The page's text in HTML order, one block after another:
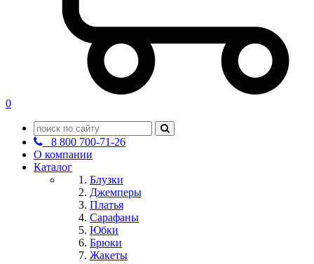
0
8 800 700-71-26
О компании
Каталог
Блузки
Джемперы
Платья
Сарафаны
Юбки
Брюки
Жакеты